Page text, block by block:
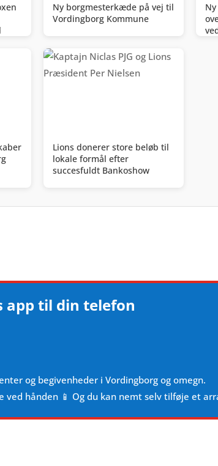
Ny borgmesterkæde på vej til
Vordingborg Kommune
Lions donerer store beløb til
lokale formål efter
succesfuldt Bankoshow
app til din telefon
og begivenheder i Vordingborg og omegn.
ved hånden 📱 Og du kan nemt selv tilføje et